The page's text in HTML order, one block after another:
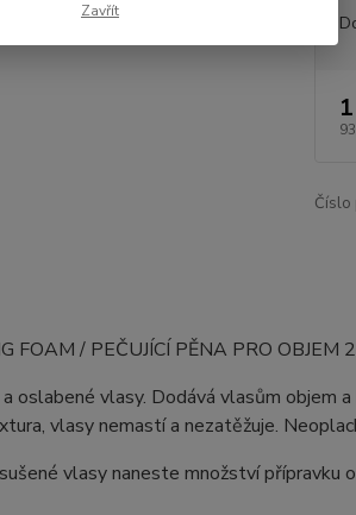
Číslo
FOAM / PEČUJÍCÍ PĚNA PRO OBJEM
oslabené vlasy. Dodává vlasům objem
vlasy nemastí a nezatěžuje.
vlasy naneste množství
Zavřít